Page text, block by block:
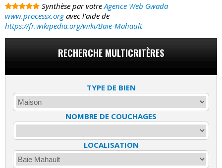
Synthèse par votreAgence Web Gwada
www.processx.orgavec l'aide de
https://fr.wikipedia.org/wiki/Baie-Mahault
RECHERCHE MULTICRITÈRES
TYPE DE BIEN
NOMBRE DE COUCHAGES
LOCALISATION